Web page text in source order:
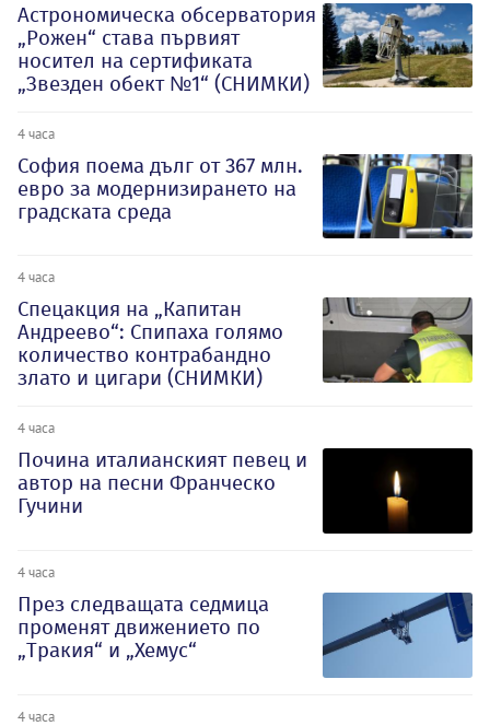
Астрономическа обсерватория
„Рожен“ става първият
носител на сертификата
„Звезден обект №1“ (СНИМКИ)
4 часа
София поема дълг от 367 млн.
евро за модернизирането на
градската среда
4 часа
Спецакция на „Капитан
Андреево“: Спипаха голямо
количество контрабандно
злато и цигари (СНИМКИ)
4 часа
Почина италианският певец и
автор на песни Франческо
Гучини
4 часа
През следващата седмица
променят движението по
„Тракия“ и „Хемус“
4 часа